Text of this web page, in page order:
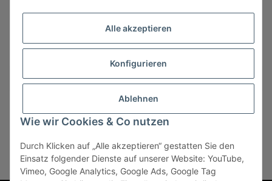
Alle akzeptieren
Konfigurieren
Ablehnen
Wie wir Cookies & Co nutzen
Durch Klicken auf „Alle akzeptieren“ gestatten Sie den
Einsatz folgender Dienste auf unserer Website: YouTube,
Vimeo, Google Analytics, Google Ads, Google Tag
Vertrag widerrufen
* Alle Preise zzgl. gesetzlicher USt., zzgl.Versand, zzgl.
Mindermengenzuschlag